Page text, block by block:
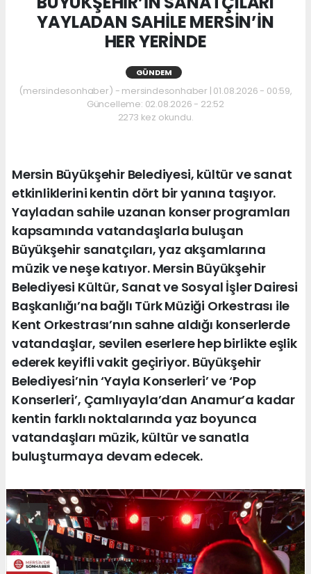
YAYLADAN SAHİLE MERSİN’İN
HER YERİNDE
GÜNDEM
(mersindesonhaber) - mersindesonhaber | 01.08.2026 - 00:59,
Güncelleme: 02.08.2026 - 22:52
2273 kez okundu.
Mersin Büyükşehir Belediyesi, kültür ve sanat
etkinliklerini kentin dört bir yanına taşıyor.
Yayladan sahile uzanan konser programları
kapsamında vatandaşlarla buluşan
Büyükşehir sanatçıları, yaz akşamlarına
müzik ve neşe katıyor. Mersin Büyükşehir
Belediyesi Kültür, Sanat ve Sosyal İşler Dairesi
Başkanlığı’na bağlı Türk Müziği Orkestrası ile
Kent Orkestrası’nın sahne aldığı konserlerde
vatandaşlar, sevilen eserlere hep birlikte eşlik
ederek keyifli vakit geçiriyor. Büyükşehir
Belediyesi’nin ‘Yayla Konserleri’ ve ‘Pop
Konserleri’, Çamlıyayla’dan Anamur’a kadar
kentin farklı noktalarında yaz boyunca
vatandaşları müzik, kültür ve sanatla
buluşturmaya devam edecek.